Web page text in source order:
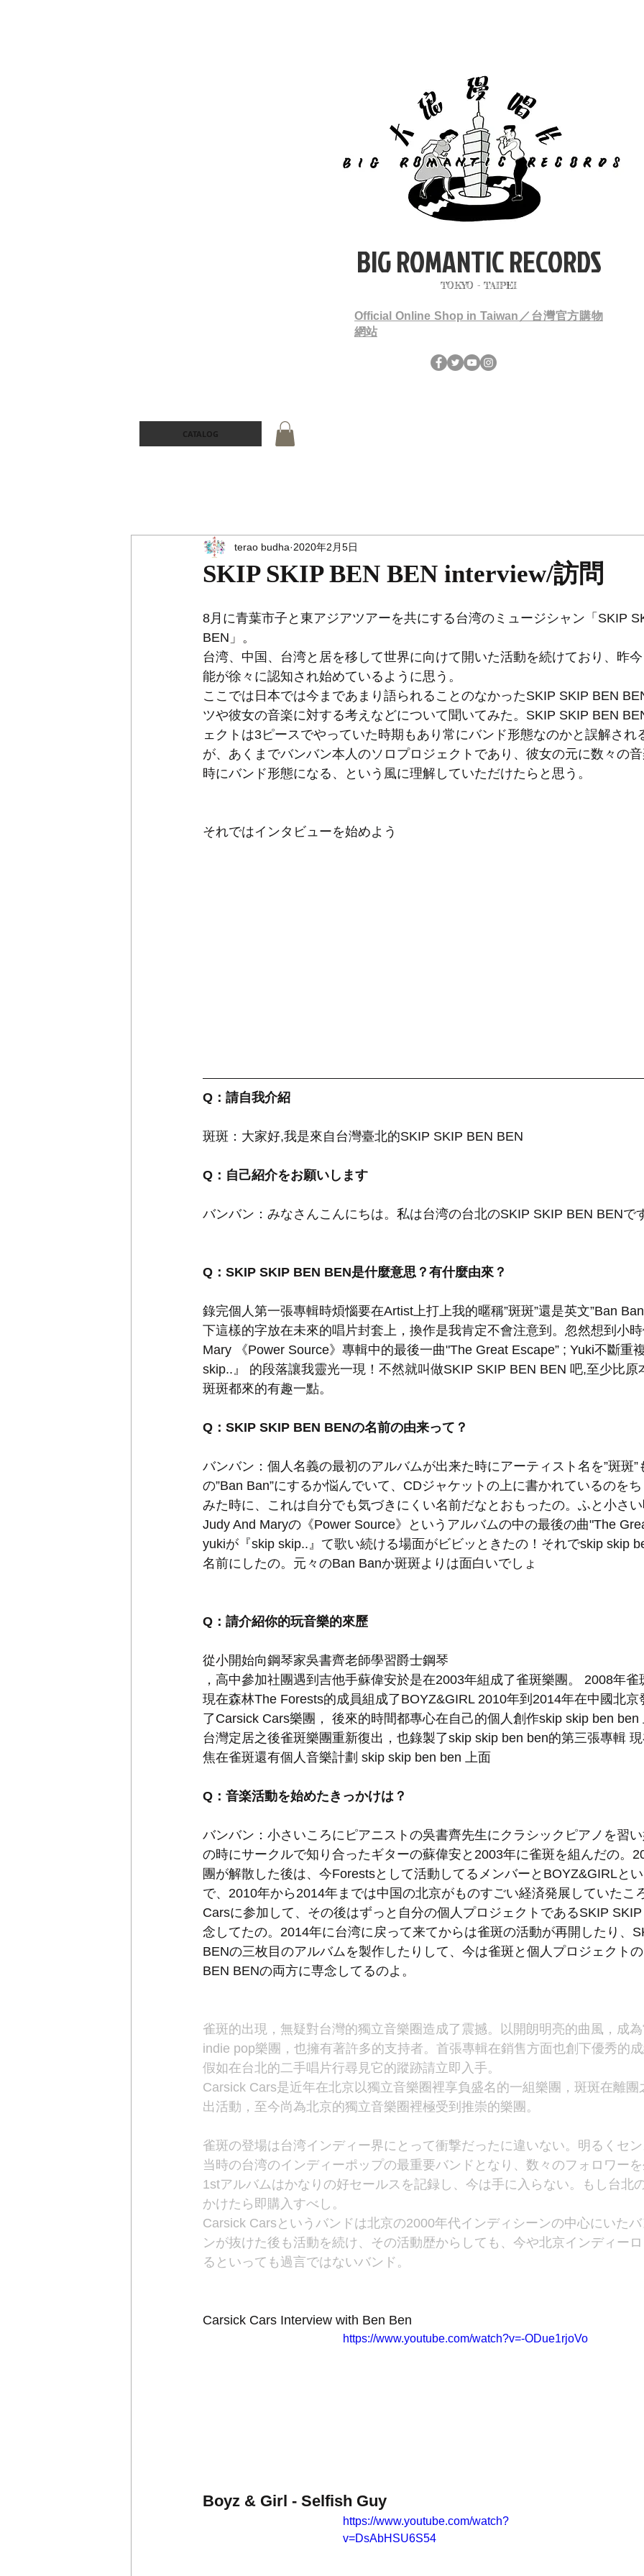
BIG ROMANTIC RECORDS
TOKYO - TAIPEI
Official Online Shop in Taiwan／台灣官方購物
網站
CATALOG
SKIP SKIP BEN BEN interview/訪問
terao budha 2020年2月5日
8月に青葉市子と東アジアツアーを共にする台湾のミュージシャン「SKIP
BEN」。
台湾、中国、台湾と居を移して世界に向けて開いた活動を続けており、昨
能が徐々に認知され始めているように思う。
ここでは日本では今まであまり語られることのなかったSKIP SKIP BEN
ツや彼女の音楽に対する考えなどについて聞いてみた。SKIP SKIP BEN
ェクトは3ピースでやっていた時期もあり常にバンド形態なのかと誤解され
が、あくまでバンバン本人のソロプロジェクトであり、彼女の元に数々の
時にバンド形態になる、という風に理解していただけたらと思う。
それではインタビューを始めよう
Q：請自我介紹
斑斑：大家好,我是來自台灣臺北的SKIP SKIP BEN BEN
Q：自己紹介をお願いします
バンバン：みなさんこんにちは。私は台湾の台北のSKIP SKIP BEN BENで
Q：SKIP SKIP BEN BEN是什麼意思？有什麼由來？
錄完個人第一張專輯時煩惱要在Artist上打上我的暱稱”斑斑”還是英文”Ban
下這樣的字放在未來的唱片封套上，換作是我肯定不會注意到。忽然想到小
Mary 《Power Source》專輯中的最後一曲"The Great Escape” ; Yuki不斷重
skip..』 的段落讓我靈光一現！不然就叫做SKIP SKIP BEN BEN 吧,至少比原
斑斑都來的有趣一點。
Q：SKIP SKIP BEN BENの名前の由来って？
バンバン：個人名義の最初のアルバムが出来た時にアーティスト名を”斑斑”
の”Ban Ban”にするか悩んでいて、CDジャケットの上に書かれているのを
みた時に、これは自分でも気づきにくい名前だなとおもったの。ふと小さ
Judy And Maryの《Power Source》というアルバムの中の最後の曲"The
yukiが『skip skip..』て歌い続ける場面がビビッときたの！それでskip skip
名前にしたの。元々のBan Banか斑斑よりは面白いでしょ
Q：請介紹你的玩音樂的來歷
從小開始向鋼琴家吳書齊老師學習爵士鋼琴
，高中參加社團遇到吉他手蘇偉安於是在2003年組成了雀斑樂團。 2008年
現在森林The Forests的成員組成了BOYZ&GIRL 2010年到2014年在中國北京
了Carsick Cars樂團， 後來的時間都專心在自己的個人創作skip skip ben ben
台灣定居之後雀斑樂團重新復出，也錄製了skip skip ben ben的第三張專輯
焦在雀斑還有個人音樂計劃 skip skip ben ben 上面
Q：音楽活動を始めたきっかけは？
バンバン：小さいころにピアニストの吳書齊先生にクラシックピアノを習
の時にサークルで知り合ったギターの蘇偉安と2003年に雀斑を組んだの。
團が解散した後は、今Forestsとして活動してるメンバーとBOYZ&GIRLと
で、2010年から2014年までは中国の北京がものすごい経済発展していたこ
Carsに参加して、その後はずっと自分の個人プロジェクトであるSKIP
念してたの。2014年に台湾に戻って来てからは雀斑の活動が再開したり、
BENの三枚目のアルバムを製作したりして、今は雀斑と個人プロジェクト
BEN BENの両方に専念してるのよ。
雀斑的出現，無疑對台灣的獨立音樂圈造成了震撼。以開朗明亮的曲風，成
indie pop樂團，也擁有著許多的支持者。首張專輯在銷售方面也創下優秀的
假如在台北的二手唱片行尋見它的蹤跡請立即入手。
Carsick Cars是近年在北京以獨立音樂圈裡享負盛名的一組樂團，斑斑在離團
出活動，至今尚為北京的獨立音樂圈裡極受到推崇的樂團。
雀斑の登場は台湾インディー界にとって衝撃だったに違いない。明るくセ
当時の台湾のインディーポップの最重要バンドとなり、数々のフォロワー
1stアルバムはかなりの好セールスを記録し、今は手に入らない。もし台北
かけたら即購入すべし。
Carsick Carsというバンドは北京の2000年代インディシーンの中心にいた
ンが抜けた後も活動を続け、その活動歴からしても、今や北京インディー
るといっても過言ではないバンド。
Carsick Cars Interview with Ben Ben
https://www.youtube.com/watch?v=-ODue1rjoVo
Boyz & Girl - Selfish Guy
https://www.youtube.com/watch?
v=DsAbHSU6S54